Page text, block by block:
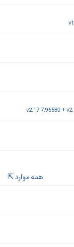
v2.17.7.96580 +
همه موارد